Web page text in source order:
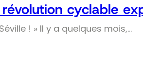
cyclable
! » Il y a quelques mois,…